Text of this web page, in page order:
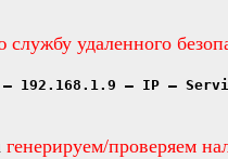
службу удаленного
– 192.168.1.9 – IP –
генерируем/проверяем